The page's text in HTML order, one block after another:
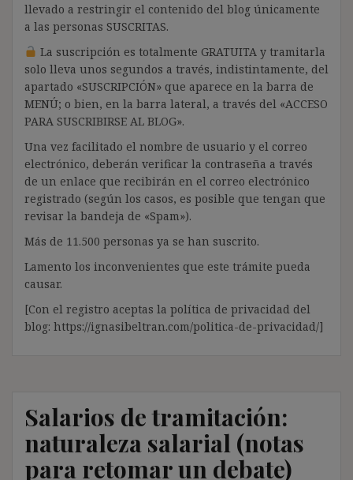
llevado a restringir el contenido del blog únicamente
a las personas SUSCRITAS.
La suscripción es totalmente GRATUITA y tramitarla
solo lleva unos segundos a través, indistintamente, del
apartado «SUSCRIPCIÓN» que aparece en la barra de
MENÚ; o bien, en la barra lateral, a través del «ACCESO
PARA SUSCRIBIRSE AL BLOG».
Una vez facilitado el nombre de usuario y el correo
electrónico, deberán verificar la contraseña a través
de un enlace que recibirán en el correo electrónico
registrado (según los casos, es posible que tengan que
revisar la bandeja de «Spam»).
Más de 11.500 personas ya se han suscrito.
Lamento los inconvenientes que este trámite pueda
causar.
[Con el registro aceptas la política de privacidad del
blog: https://ignasibeltran.com/politica-de-privacidad/]
Salarios de tramitación:
naturaleza salarial (notas
para retomar un debate)